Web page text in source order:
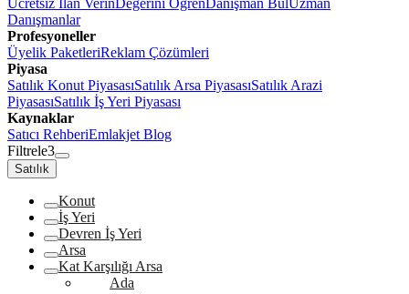
Ücretsiz İlan VerinDeğerini ÖğrenDanışman BulUzman
Danışmanlar
Profesyoneller
Üyelik PaketleriReklam Çözümleri
Piyasa
Satılık Konut PiyasasıSatılık Arsa PiyasasıSatılık Arazi
PiyasasıSatılık İş Yeri Piyasası
Kaynaklar
Satıcı RehberiEmlakjet Blog
Filtrele3
Satılık
Konut
İş Yeri
Devren İş Yeri
Arsa
Kat Karşılığı Arsa
Ada